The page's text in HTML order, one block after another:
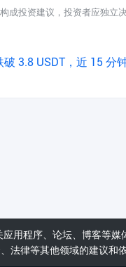
成投资建议，投资者应独立
破 3.8 USDT，近 15 分
用程序、论坛、博客等
法律等其他领域的建议和